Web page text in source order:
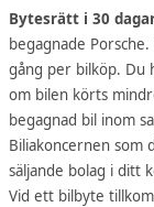
Bytesrätt i 30
begagnade
gång per bilköp. Du
om bilen körts
begagnad bil inom
Biliakoncernen som
säljande bolag i ditt
Vid ett bilbyte